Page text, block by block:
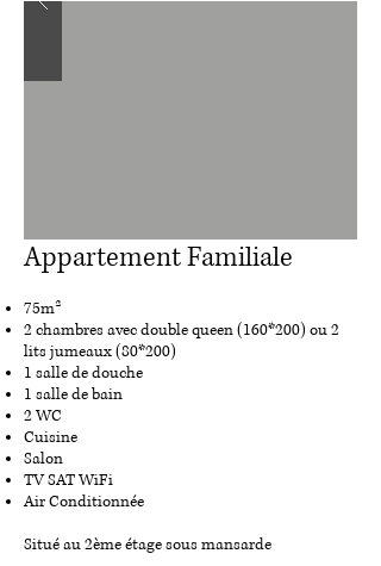
Appartement Familiale
75m²
2 chambres avec double queen (160*200) ou 2
lits jumeaux (80*200)
1 salle de douche
1 salle de bain
2 WC
Cuisine
Salon
TV SAT WiFi
Air Conditionnée
Situé au 2ème étage sous mansarde